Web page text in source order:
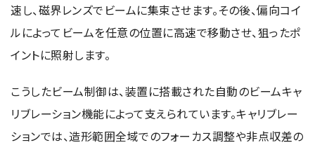
速し、磁界レンズでビームに集束させます。その後、偏向コイ
ルによってビームを任意の位置に高速で移動させ、狙ったポ
イントに照射します。
こうしたビーム制御は、装置に搭載された自動のビームキャ
リブレーション機能によって支えられています。キャリブレー
ションでは、造形範囲全域でのフォーカス調整や非点収差の